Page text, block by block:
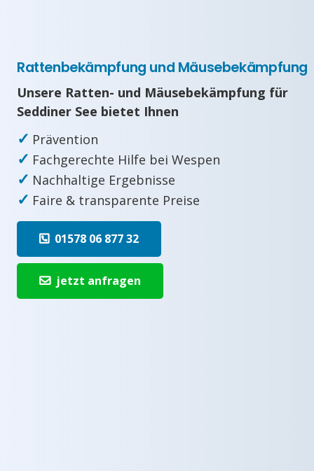
Rattenbekämpfung und Mäusebekämpfung
Unsere Ratten- und Mäusebekämpfung für
Seddiner See bietet Ihnen
✓ Prävention
✓ Fachgerechte Hilfe bei Wespen
✓ Nachhaltige Ergebnisse
✓ Faire & transparente Preise
01578 06 877 32
jetzt anfragen